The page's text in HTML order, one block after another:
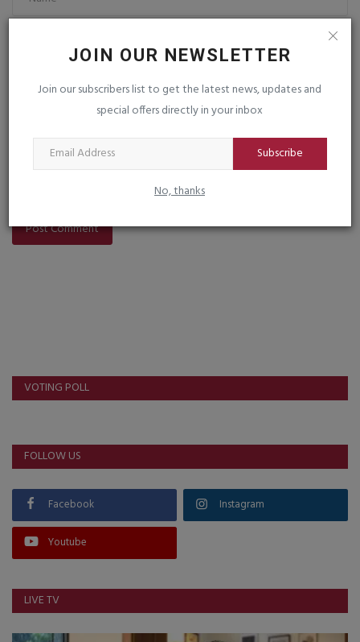
JOIN OUR NEWSLETTER
Join our subscribers list to get the latest news, updates and
special offers directly in your inbox
Subscribe
No, thanks
Post Comment
VOTING POLL
FOLLOW US
Facebook Instagram
Youtube
LIVE TV